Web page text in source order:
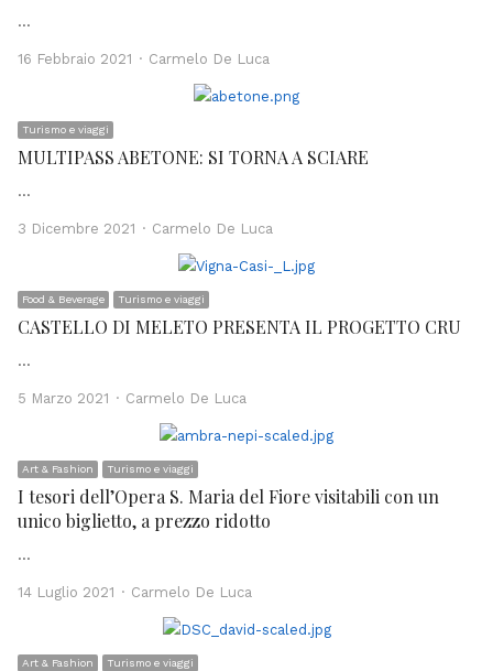
…
16 Febbraio 2021 Author
Carmelo De Luca
Turismo e viaggi
MULTIPASS ABETONE: SI TORNA A SCIARE
…
3 Dicembre 2021 Author
Carmelo De Luca
Food & Beverage Turismo e viaggi
CASTELLO DI MELETO PRESENTA IL PROGETTO CRU
…
5 Marzo 2021 Author
Carmelo De Luca
Art & Fashion Turismo e viaggi
I tesori dell’Opera S. Maria del Fiore visitabili con un
unico biglietto, a prezzo ridotto
…
14 Luglio 2021 Author
Carmelo De Luca
Art & Fashion Turismo e viaggi